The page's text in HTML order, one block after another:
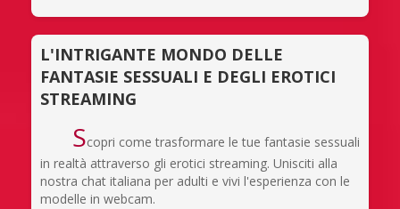
L'INTRIGANTE MONDO DELLE
FANTASIE SESSUALI E DEGLI EROTICI
STREAMING
Scopri come trasformare le tue fantasie sessuali
in realtà attraverso gli erotici streaming. Unisciti alla
nostra chat italiana per adulti e vivi l'esperienza con le
modelle in webcam.